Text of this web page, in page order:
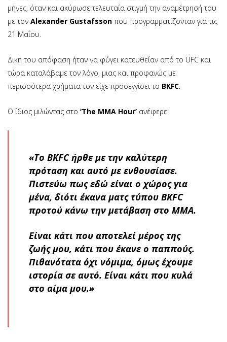
μήνες, όταν και ακύρωσε τελευταία στιγμή την αναμέτρησή του
με τον Alexander Gustafsson που προγραμματίζονταν για τις
21 Μαΐου.
Δική του απόφαση ήταν να φύγει κατευθείαν από το UFC και
τώρα καταλάβαμε τον λόγο, μιας και προφανώς με
περισσότερα χρήματα τον είχε προσεγγίσει το BKFC.
Ο ίδιος μιλώντας στο ‘The MMA Hour’ ανέφερε:
«Το BKFC ήρθε με την καλύτερη
πρόταση και αυτό με ενθουσίασε.
Πιστεύω πως εδώ είναι ο χώρος για
μένα, διότι έκανα ματς τύπου BKFC
προτού κάνω την μετάβαση στο ΜΜΑ.
Είναι κάτι που αποτελεί μέρος της
ζωής μου, κάτι που έκανε ο παππούς.
Πιθανότατα όχι νόμιμα, όμως έχουμε
ιστορία σε αυτό. Είναι κάτι που κυλά
στο αίμα μου.»